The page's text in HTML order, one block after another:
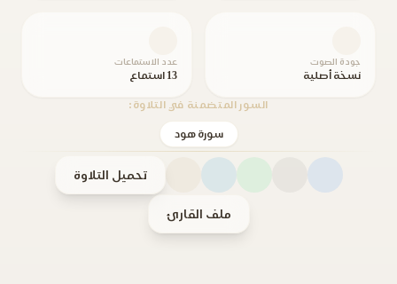
جودة الصوت
نسخة أصلية
عدد الاستماعات
13 استماع
السور المتضمنة في التلاوة:
سورة هود
تحميل التلاوة
ملف القارئ